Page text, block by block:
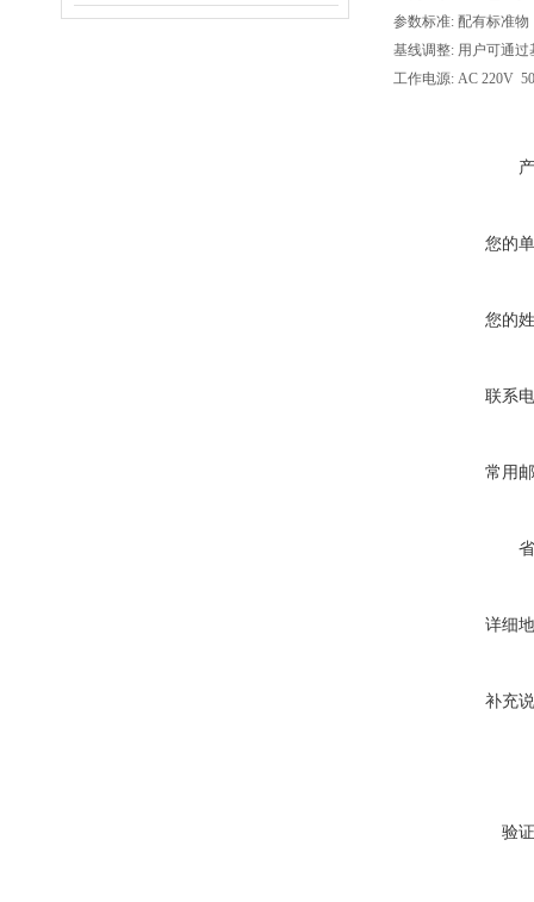
参数标准: 配有标准
基线调整: 用户可通
工作电源: AC 220V
您的
您的
联系
常用
详细
补充
验